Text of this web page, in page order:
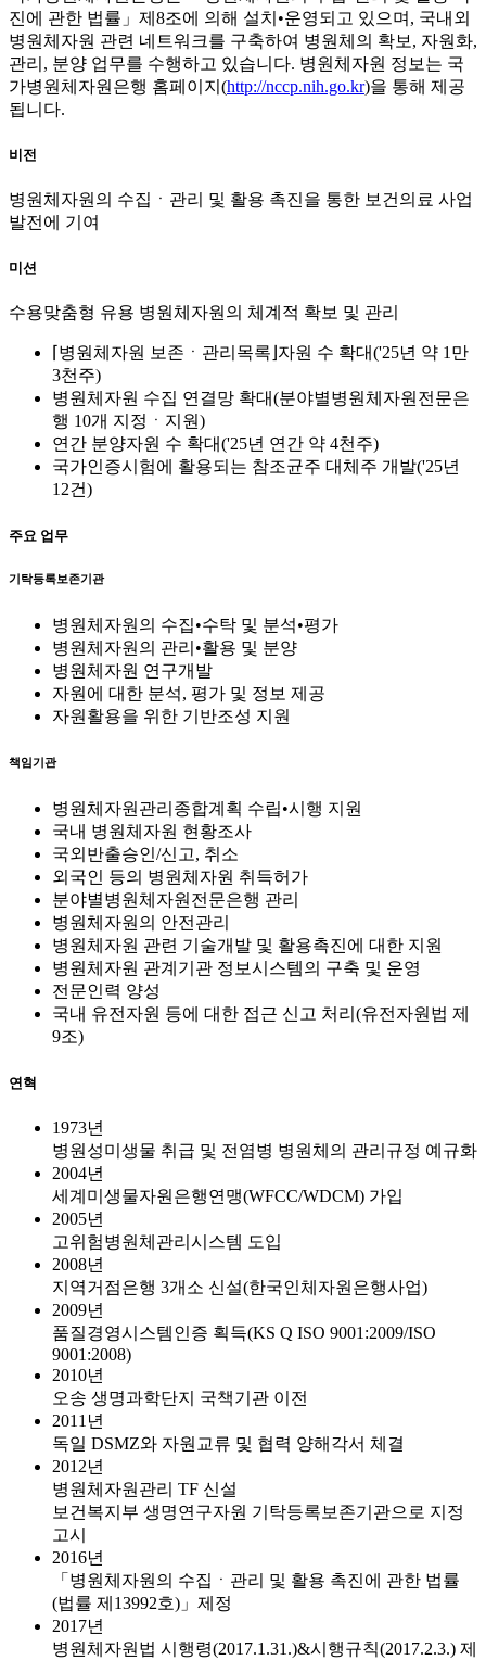
진에 관한 법률」제8조에 의해 설치•운영되고 있으며, 국내외
병원체자원 관련 네트워크를 구축하여 병원체의 확보, 자원화,
관리, 분양 업무를 수행하고 있습니다. 병원체자원 정보는 국
가병원체자원은행 홈페이지(http://nccp.nih.go.kr)을 통해 제공
됩니다.
비전
병원체자원의 수집ㆍ관리 및 활용 촉진을 통한 보건의료 사업
발전에 기여
미션
수용맞춤형 유용 병원체자원의 체계적 확보 및 관리
⌈병원체자원 보존ㆍ관리목록⌋자원 수 확대('25년 약 1만
3천주)
병원체자원 수집 연결망 확대(분야별병원체자원전문은
행 10개 지정ㆍ지원)
연간 분양자원 수 확대('25년 연간 약 4천주)
국가인증시험에 활용되는 참조균주 대체주 개발('25년
12건)
주요 업무
기탁등록보존기관
병원체자원의 수집•수탁 및 분석•평가
병원체자원의 관리•활용 및 분양
병원체자원 연구개발
자원에 대한 분석, 평가 및 정보 제공
자원활용을 위한 기반조성 지원
책임기관
병원체자원관리종합계획 수립•시행 지원
국내 병원체자원 현황조사
국외반출승인/신고, 취소
외국인 등의 병원체자원 취득허가
분야별병원체자원전문은행 관리
병원체자원의 안전관리
병원체자원 관련 기술개발 및 활용촉진에 대한 지원
병원체자원 관계기관 정보시스템의 구축 및 운영
전문인력 양성
국내 유전자원 등에 대한 접근 신고 처리(유전자원법 제
9조)
연혁
1973년
병원성미생물 취급 및 전염병 병원체의 관리규정 예규화
2004년
세계미생물자원은행연맹(WFCC/WDCM) 가입
2005년
고위험병원체관리시스템 도입
2008년
지역거점은행 3개소 신설(한국인체자원은행사업)
2009년
품질경영시스템인증 획득(KS Q ISO 9001:2009/ISO
9001:2008)
2010년
오송 생명과학단지 국책기관 이전
2011년
독일 DSMZ와 자원교류 및 협력 양해각서 체결
2012년
병원체자원관리 TF 신설
보건복지부 생명연구자원 기탁등록보존기관으로 지정
고시
2016년
「병원체자원의 수집ㆍ관리 및 활용 촉진에 관한 법률
(법률 제13992호)」제정
2017년
병원체자원법 시행령(2017.1.31.)&시행규칙(2017.2.3.) 제